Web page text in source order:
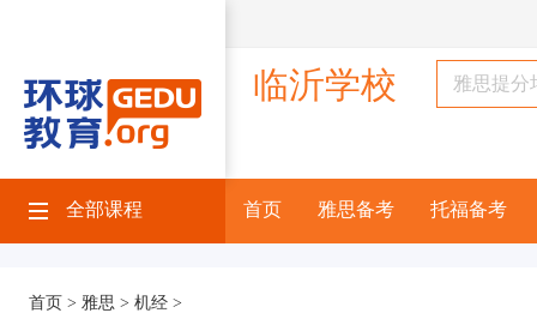
临沂学校
全部课程 首页 雅思备考 托福备考
首页 > 雅思 > 机经 >